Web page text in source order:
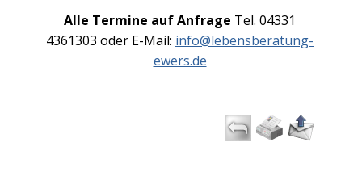
Alle Termine auf Anfrage Tel. 04331
4361303 oder E-Mail: info@lebensberatung-
ewers.de